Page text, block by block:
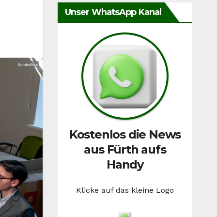
Unser WhatsApp Kanal
Kostenlos die News
aus Fürth aufs
Handy
Klicke auf das kleine Logo